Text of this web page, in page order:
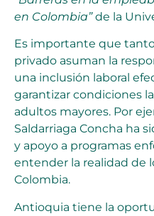
en Colombia”de la
Es importante que
privado asuman la
una inclusión laboral
garantizar condiciones
adultos mayores. Por
Saldarriaga Concha ha
y apoyo a programas
entender la realidad de
Colombia.
Antioquia tiene la